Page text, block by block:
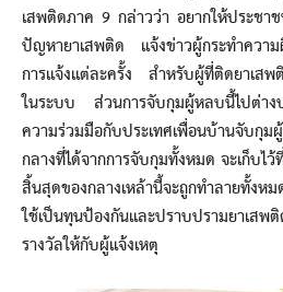
เสพติดภาค 9 กล่าวว่า อยากให้ประชา
ปัญหายาเสพติด แจ้งข่าวผู้กระทำคว
การแจ้งแต่ละครั้ง สำหรับผู้ที่ติดยาเสพ
ในระบบ ส่วนการจับกุมผู้หลบนี้ไปต่า
ความร่วมมือกับประเทศเพื่อนบ้านจับกุ
กลางที่ได้จากการจับกุมทั้งหมด จะเก็บไ
สิ้นสุดของกลางเหล้านี้จะถูกทำลายทั้ง
ใช้เป็นทุนป้องกันและปราบปรามยาเสพ
รางวัลให้กับผู้แจ้งเหตุ